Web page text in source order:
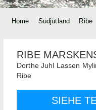
Home Südjütland Ribe
RIBE
Dorthe Juhl Lassen
Ribe
SIEHE